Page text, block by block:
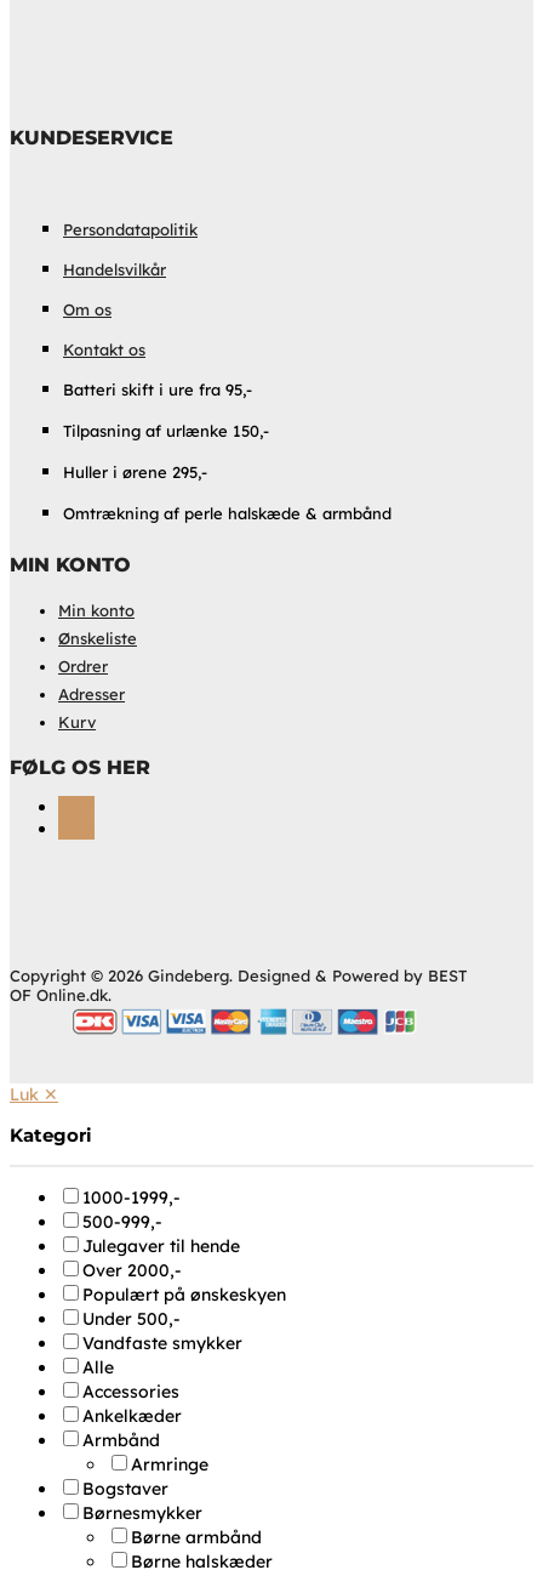
KUNDESERVICE
Persondatapolitik
Handelsvilkår
Om os
Kontakt os
Batteri skift i ure fra 95,-
Tilpasning af urlænke 150,-
Huller i ørene 295,-
Omtrækning af perle halskæde & armbånd
MIN KONTO
Min konto
Ønskeliste
Ordrer
Adresser
Kurv
FØLG OS HER
Copyright © 2026 Gindeberg. Designed & Powered by BEST
OF Online.dk.
Luk ✕
Kategori
1000-1999,-
500-999,-
Julegaver til hende
Over 2000,-
Populært på ønskeskyen
Under 500,-
Vandfaste smykker
Alle
Accessories
Ankelkæder
Armbånd
Armringe
Bogstaver
Børnesmykker
Børne armbånd
Børne halskæder